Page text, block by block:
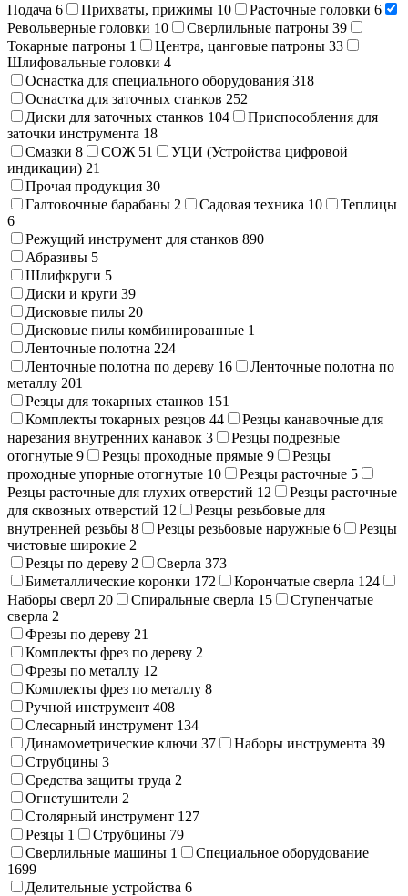
Подача 6 Прихваты, прижимы 10 Расточные головки 6
Револьверные головки 10 Сверлильные патроны 39
Токарные патроны 1 Центра, цанговые патроны 33
Шлифовальные головки 4
Оснастка для специального оборудования 318
Оснастка для заточных станков 252
Диски для заточных станков 104
Приспособления для
заточки инструмента 18
Смазки 8 СОЖ 51
УЦИ (Устройства цифровой
индикации) 21
Прочая продукция 30
Галтовочные барабаны 2 Садовая техника 10
Теплицы
6
Режущий инструмент для станков 890
Абразивы 5
Шлифкруги 5
Диски и круги 39
Дисковые пилы 20
Дисковые пилы комбинированные 1
Ленточные полотна 224
Ленточные полотна по дереву 16
Ленточные полотна по
металлу 201
Резцы для токарных станков 151
Комплекты токарных резцов 44
Резцы канавочные для
нарезания внутренних канавок 3
Резцы подрезные
отогнутые 9 Резцы проходные прямые 9
Резцы
проходные упорные отогнутые 10 Резцы расточные 5
Резцы расточные для глухих отверстий 12
Резцы расточные
для сквозных отверстий 12
Резцы резьбовые для
внутренней резьбы 8 Резцы резьбовые наружные 6
Резцы
чистовые широкие 2
Резцы по дереву 2 Сверла 373
Биметаллические коронки 172 Корончатые сверла 124
Наборы сверл 20 Спиральные сверла 15
Ступенчатые
сверла 2
Фрезы по дереву 21
Комплекты фрез по дереву 2
Фрезы по металлу 12
Комплекты фрез по металлу 8
Ручной инструмент 408
Слесарный инструмент 134
Динамометрические ключи 37 Наборы инструмента 39
Струбцины 3
Средства защиты труда 2
Огнетушители 2
Столярный инструмент 127
Резцы 1 Струбцины 79
Сверлильные машины 1
Специальное оборудование
1699
Делительные устройства 6